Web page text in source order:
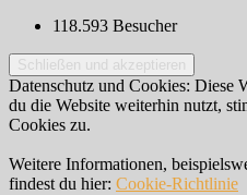
118.593 Besucher
Datenschutz und Cookies: Diese
du die Website weiterhin nutzt,
Cookies zu.
Weitere Informationen,
findest du hier: Cookie-Richtlinie